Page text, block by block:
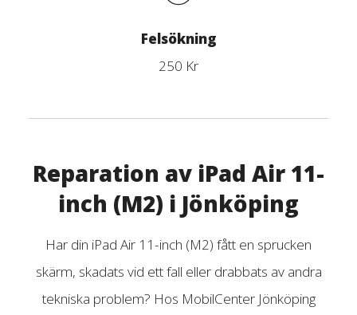
Felsökning
250 Kr
Reparation av iPad Air 11-
inch (M2) i Jönköping
Har din iPad Air 11-inch (M2) fått en sprucken
skärm, skadats vid ett fall eller drabbats av andra
tekniska problem? Hos MobilCenter Jönköping